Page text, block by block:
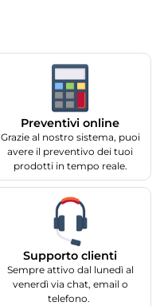
Preventivi online
Grazie al nostro sistema, puoi
avere il preventivo dei tuoi
prodotti in tempo reale.
Supporto clienti
Sempre attivo dal lunedì al
venerdì via chat, email o
telefono.